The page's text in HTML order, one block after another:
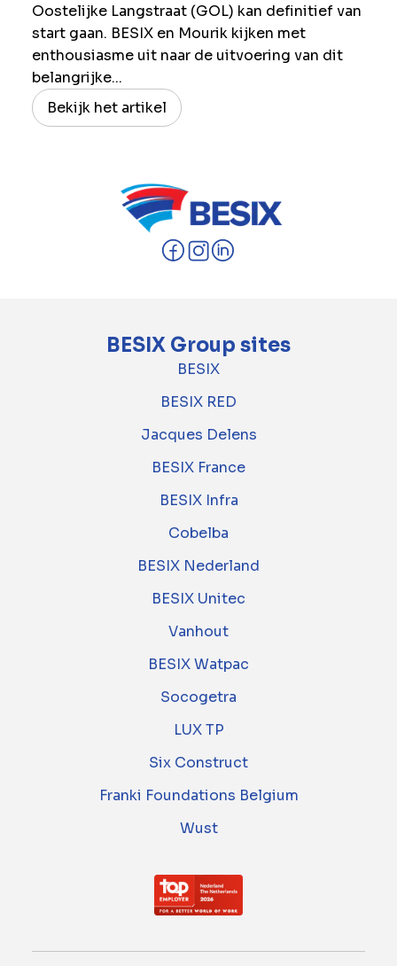
Oostelijke Langstraat (GOL) kan definitief van
start gaan. BESIX en Mourik kijken met
enthousiasme uit naar de uitvoering van dit
belangrijke...
Bekijk het artikel
BESIX Group sites
BESIX
BESIX RED
Jacques Delens
BESIX France
BESIX Infra
Cobelba
BESIX Nederland
BESIX Unitec
Vanhout
BESIX Watpac
Socogetra
LUX TP
Six Construct
Franki Foundations Belgium
Wust